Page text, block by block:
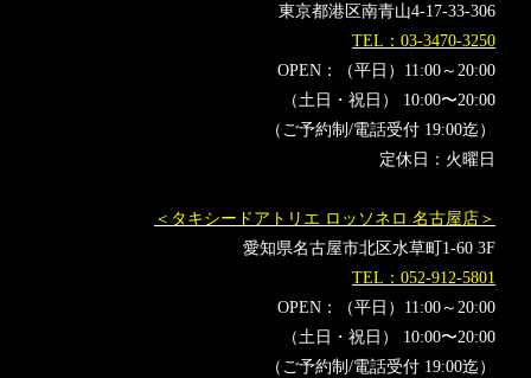
東京都港区南青山4-17-33-306
TEL：03-3470-3250
OPEN：（平日）11:00～20:00
（土日・祝日） 10:00〜20:00
（ご予約制/電話受付 19:00迄）
定休日：火曜日
＜タキシードアトリエ ロッソネロ 名古屋店＞
愛知県名古屋市北区水草町1-60 3F
TEL：052-912-5801
OPEN：（平日）11:00～20:00
（土日・祝日） 10:00〜20:00
（ご予約制/電話受付 19:00迄）